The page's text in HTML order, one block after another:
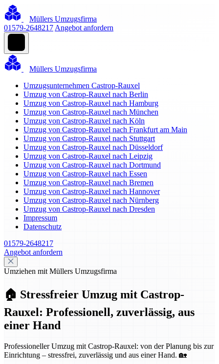
Müllers Umzugsfirma
01579-2648217 Angebot anfordern
Müllers Umzugsfirma
Umzugsunternehmen Castrop-Rauxel
Umzug von Castrop-Rauxel nach Berlin
Umzug von Castrop-Rauxel nach Hamburg
Umzug von Castrop-Rauxel nach München
Umzug von Castrop-Rauxel nach Köln
Umzug von Castrop-Rauxel nach Frankfurt am Main
Umzug von Castrop-Rauxel nach Stuttgart
Umzug von Castrop-Rauxel nach Düsseldorf
Umzug von Castrop-Rauxel nach Leipzig
Umzug von Castrop-Rauxel nach Dortmund
Umzug von Castrop-Rauxel nach Essen
Umzug von Castrop-Rauxel nach Bremen
Umzug von Castrop-Rauxel nach Hannover
Umzug von Castrop-Rauxel nach Nürnberg
Umzug von Castrop-Rauxel nach Dresden
Impressum
Datenschutz
01579-2648217
Angebot anfordern
Umziehen mit Müllers Umzugsfirma
🏠 Stressfreier Umzug mit Castrop-
Rauxel: Professionell, zuverlässig, aus
einer Hand
Professioneller Umzug mit Castrop-Rauxel: von der Planung bis zur
Einrichtung – stressfrei, zuverlässig und aus einer Hand. 🏡